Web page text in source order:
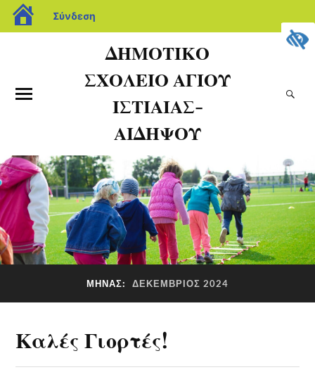
Σύνδεση
ΔΗΜΟΤΙΚΟ
ΣΧΟΛΕΙΟ ΑΓΙΟΥ
ΙΣΤΙΑΙΑΣ-
ΑΙΔΗΨΟΥ
ΜΉΝΑΣ: ΔΕΚΈΜΒΡΙΟΣ 2024
Καλές Γιορτές!